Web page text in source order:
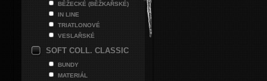
BĚŽECKÉ (BĚŽKAŘSKÉ)
IN LINE
TRIATLONOVÉ
VESLAŘSKÉ
SOFT COLL. CLASSIC
BUNDY
MATERIÁL